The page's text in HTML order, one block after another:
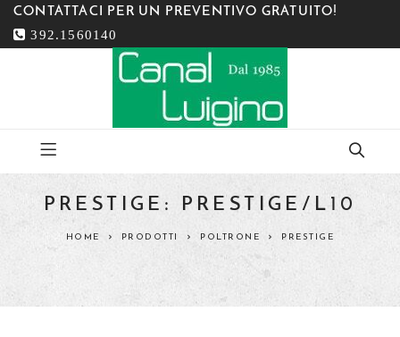
CONTATTACI PER UN PREVENTIVO GRATUITO!
392.1560140
PRESTIGE: PRESTIGE/L10
HOME PRODOTTI POLTRONE PRESTIGE